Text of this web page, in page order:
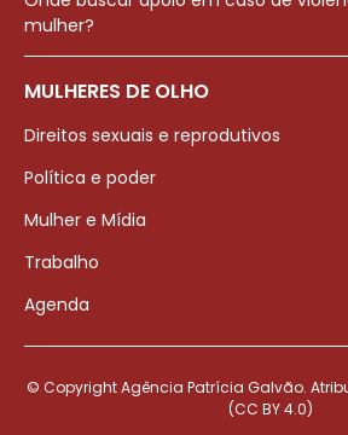
mulher?
MULHERES DE OLHO
Direitos sexuais e reprodutivos
Política e poder
Mulher e Mídia
Trabalho
Agenda
© Copyright Agência Patrícia Galvão.
(CC BY 4.0)